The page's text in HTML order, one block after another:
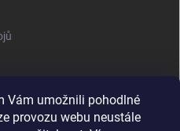
Vám umožnili pohodlné
provozu webu neustále